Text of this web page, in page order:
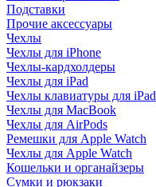
Подставки
Прочие аксессуары
Чехлы
Чехлы для iPhone
Чехлы-кардхолдеры
Чехлы для iPad
Чехлы клавиатуры для iPad
Чехлы для MacBook
Чехлы для AirPods
Ремешки для Apple Watch
Чехлы для Apple Watch
Кошельки и органайзеры
Сумки и рюкзаки